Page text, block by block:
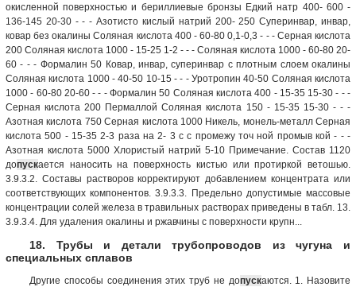
окисленной поверхностью и бериллиевые бронзы Едкий натр 400- 600 -
136-145 20-30 - - - Азотисто кислый натрий 200- 250 Суперинвар, инвар,
ковар без окалины Соляная кислота 400 - 60-80 0,1-0,3 - - - Серная кислота
200 Соляная кислота 1000 - 15-25 1-2 - - - Соляная кислота 1000 - 60-80 20-
60 - - - Формалин 50 Ковар, инвар, суперинвар с плотным слоем окалины
Соляная кислота 1000 - 40-50 10-15 - - - Уротропин 40-50 Соляная кислота
1000 - 60-80 20-60 - - - Формалин 50 Соляная кислота 400 - 15-35 15-30 - - -
Серная кислота 200 Пермаллой Соляная кислота 150 - 15-35 15-30 - - -
Азотная кислота 750 Серная кислота 1000 Никель, монель-металл Серная
кислота 500 - 15-35 2-3 раза на 2- 3 с с промежу точ ной промыв кой - - -
Азотная кислота 5000 Хлористый натрий 5-10 Примечание. Состав 1120
допускается наносить на поверхность кистью или протиркой ветошью.
3.9.3.2. Составы растворов корректируют добавлением концентрата или
соответствующих компонентов. 3.9.3.3. Предельно допустимые массовые
концентрации солей железа в травильных растворах приведены в табл. 13.
3.9.3.4. Для удаления окалины и ржавчины с поверхности крупн...
18. Трубы и детали трубопроводов из чугуна и
специальных сплавов
Другие способы соединения этих труб не допускаются. 1. Назовите